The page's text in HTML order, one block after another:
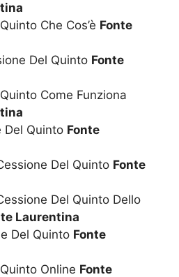
Che Cos’è Fonte
Del Quinto Fonte
Come Funziona
Del Quinto Fonte
Del Quinto Fonte
Del Quinto Dello
Laurentina
Del Quinto Fonte
Online Fonte